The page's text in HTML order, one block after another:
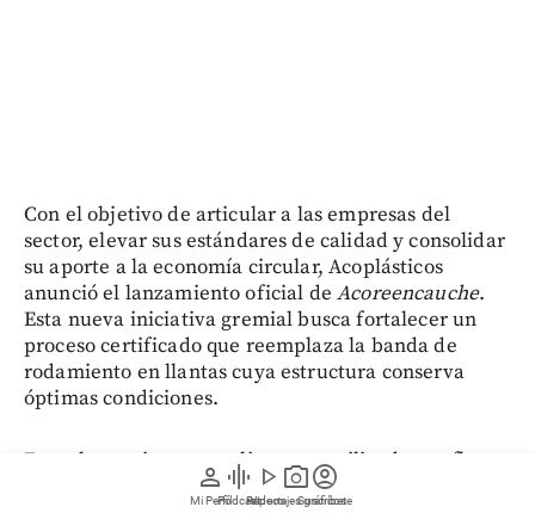
person
Mi Perfil
graphic_eq
Pódcast
play_arrow
Videos
photo_camera
Reportajes gráficos
account_circle
Suscríbete
Con el objetivo de articular a las empresas del
sector, elevar sus estándares de calidad y consolidar
su aporte a la economía circular, Acoplásticos
anunció el lanzamiento oficial deAcoreencauche.
Esta nueva iniciativa gremial busca fortalecer un
proceso certificado que reemplaza la banda de
rodamiento en llantas cuya estructura conserva
óptimas condiciones.
Esta alternativa es ampliamente utilizada por flotas
de carga, transporte de pasajeros y vehículos de